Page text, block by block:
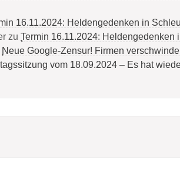
16.11.2024: Heldengedenken in
zu Termin 16.11.2024: Heldengedenken
Neue Google-Zensur! Firmen
vom 18.09.2024 – Es hat